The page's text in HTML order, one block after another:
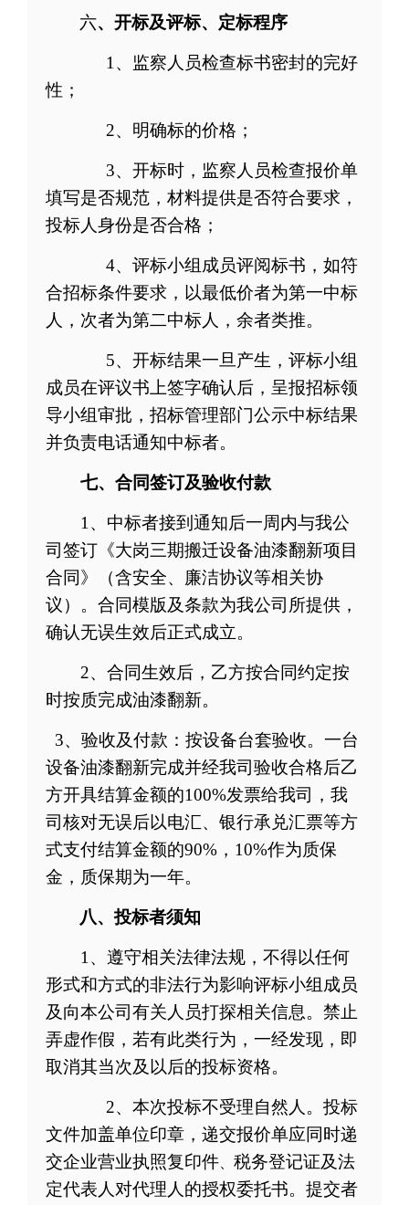
六、开标及评标、定标程序
1 、监察人员检查标书密封的完好
性；
2、明确标的价格 ；
3、开标时，监察人员检查报价单
填写是否规范，材料提供是否符合要求，
投标人身份是否合格；
4、评标小组成员评阅标书， 如符
合招标条件要求，以最低价者为第一中标
人， 次者为第二中标人，余者类推。
5、开标结果一旦产生，评标小组
成员在评议书上签字确认后，呈报招标领
导小组审批， 招标管理部门公示中标结果
并负责电话通知中标者。
七、合同签订及验收付款
1 、 中标者接到通知后一周内与我公
司签订《大岗三期搬迁设备油漆翻新项目
合同》 （含安全、廉洁协议等相关协
议）
。 合同模版及条款为我公司所提供，
确认无误生效后正式成立。
2、 合同生效后，乙方按合同约定按
时按质完成油漆翻新。
3、验收及付款：按设备台套验收。一台
设备油漆翻新完成并经我司验收合格后乙
方开具结算金额的100%发票给我司， 我
司核对无误后以电汇、银行承兑汇票等方
式支付结算金额的90%， 10%作为质保
金，质保期为一年。
八、投标者须知
1 、遵守相关法律法规，不得以任何
形式和方式的非法行为影响评标小组成员
及向本公司有关人员打探相关信息。 禁止
弄虚作假， 若有此类行为，一经发现，即
取消其当次及以后的投标资格。
2、本次投标不受理自然人 。投标
文件加盖单位印章， 递交报价单应同时递
交企业营业执照复印件、 税务登记证及法
定代表人对代理人的授权委托书。提交者